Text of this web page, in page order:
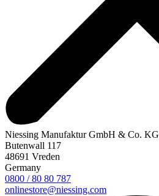
Niessing Manufaktur GmbH & Co. KG
Butenwall 117
48691 Vreden
Germany
0800 / 80 80 787
onlinestore@niessing.com